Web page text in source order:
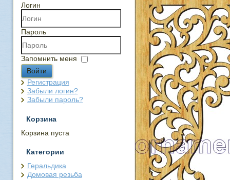
Логин
Пароль
Запомнить меня
Войти
Регистрация
Забыли логин?
Забыли пароль?
Корзина
Корзина пуста
Категории
Геральдика
Домовая резьба